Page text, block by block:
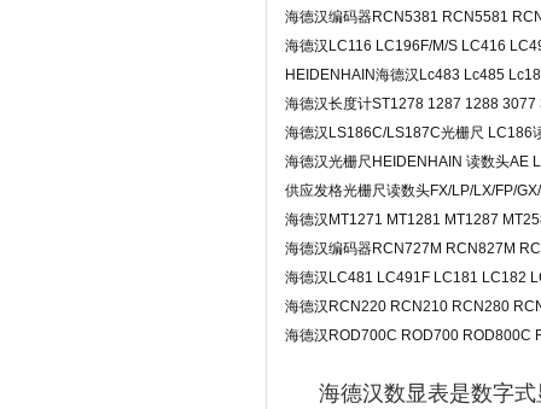
海德汉编码器RCN5381 RCN5581
海德汉LC116 LC196F/M/S LC416
HEIDENHAIN海德汉Lc483 Lc485
海德汉长度计ST1278 1287 1288
海德汉LS186C/LS187C光栅尺 LC186
海德汉光栅尺HEIDENHAIN 读数头AE
供应发格光栅尺读数头FX/LP/LX/FP/
海德汉MT1271 MT1281 MT1287
海德汉编码器RCN727M RCN827M
海德汉LC481 LC491F LC181 LC182
海德汉RCN220 RCN210 RCN280
海德汉ROD700C ROD700 ROD800C
海德汉数显表是数字